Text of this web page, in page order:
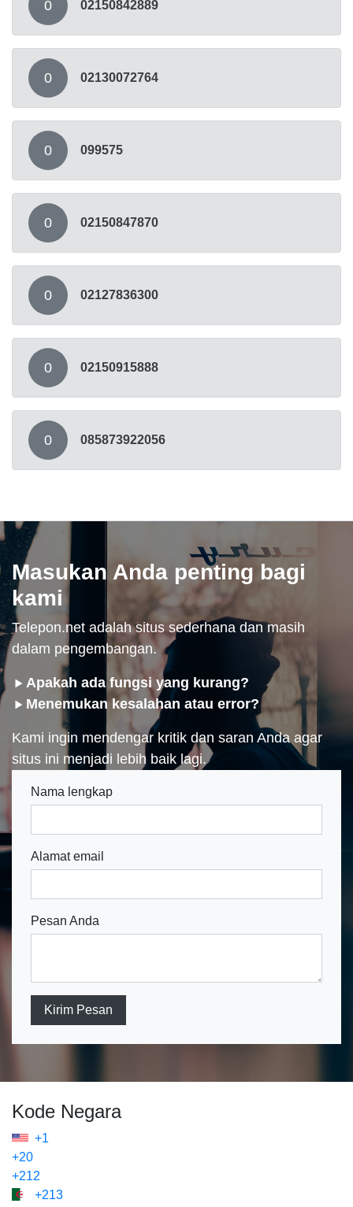
0 02150842889
0 02130072764
0 099575
0 02150847870
0 02127836300
0 02150915888
0 085873922056
Masukan Anda penting bagi
kami
Telepon.net adalah situs sederhana dan masih
dalam pengembangan.
Apakah ada fungsi yang kurang?
Menemukan kesalahan atau error?
Kami ingin mendengar kritik dan saran Anda agar
situs ini menjadi lebih baik lagi.
Nama lengkap
Alamat email
Pesan Anda
Kirim Pesan
Kode Negara
+1
+20
+212
+213